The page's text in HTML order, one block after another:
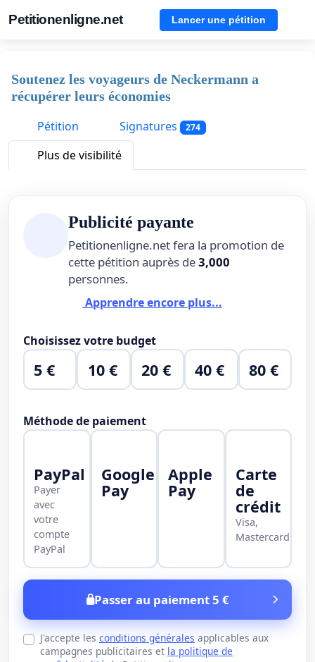
Petitionenligne.net Lancer une pétition
Soutenez les voyageurs de Neckermann a
récupérer leurs économies
Pétition
Signatures 274
Plus de visibilité
Publicité payante
Petitionenligne.net fera la promotion de
cette pétition auprès de3,000
personnes.
Apprendre encore plus...
Choisissez votre budget
5 € 10 € 20 € 40 € 80 €
Méthode de paiement
PayPal
Payer
avec
votre
compte
PayPal
Google
Pay
Apple
Pay
Carte
de
crédit
Visa,
Mastercard
Passer au paiement 5 €
J'accepte les conditions générales applicables aux
campagnes publicitaires et la politique de